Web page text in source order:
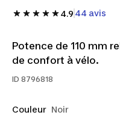
4.9 44 avis
Potence de 110 mm
de confort à vélo.
ID 8796818
Couleur Noir